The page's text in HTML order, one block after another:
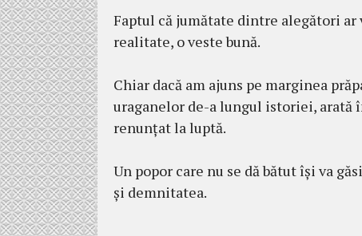
Faptul că jumătate dintre alegători
realitate, o veste bună.
Chiar dacă am ajuns pe marginea
uraganelor de-a lungul istoriei, arată
renunțat la luptă.
Un popor care nu se dă bătut își va
și demnitatea.